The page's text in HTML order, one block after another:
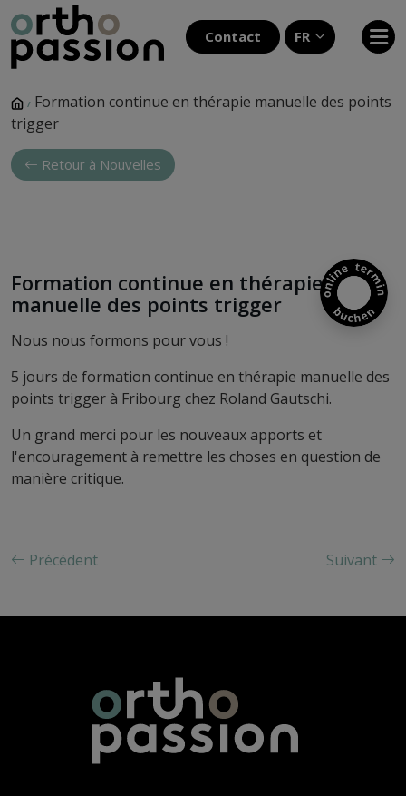
Contact FR
/ Formation continue en thérapie manuelle des points
trigger
Retour à Nouvelles
Formation continue en thérapie
manuelle des points trigger
Nous nous formons pour vous !
5 jours de formation continue en thérapie manuelle des
points trigger à Fribourg chez Roland Gautschi.
Un grand merci pour les nouveaux apports et
l'encouragement à remettre les choses en question de
manière critique.
Précédent Suivant